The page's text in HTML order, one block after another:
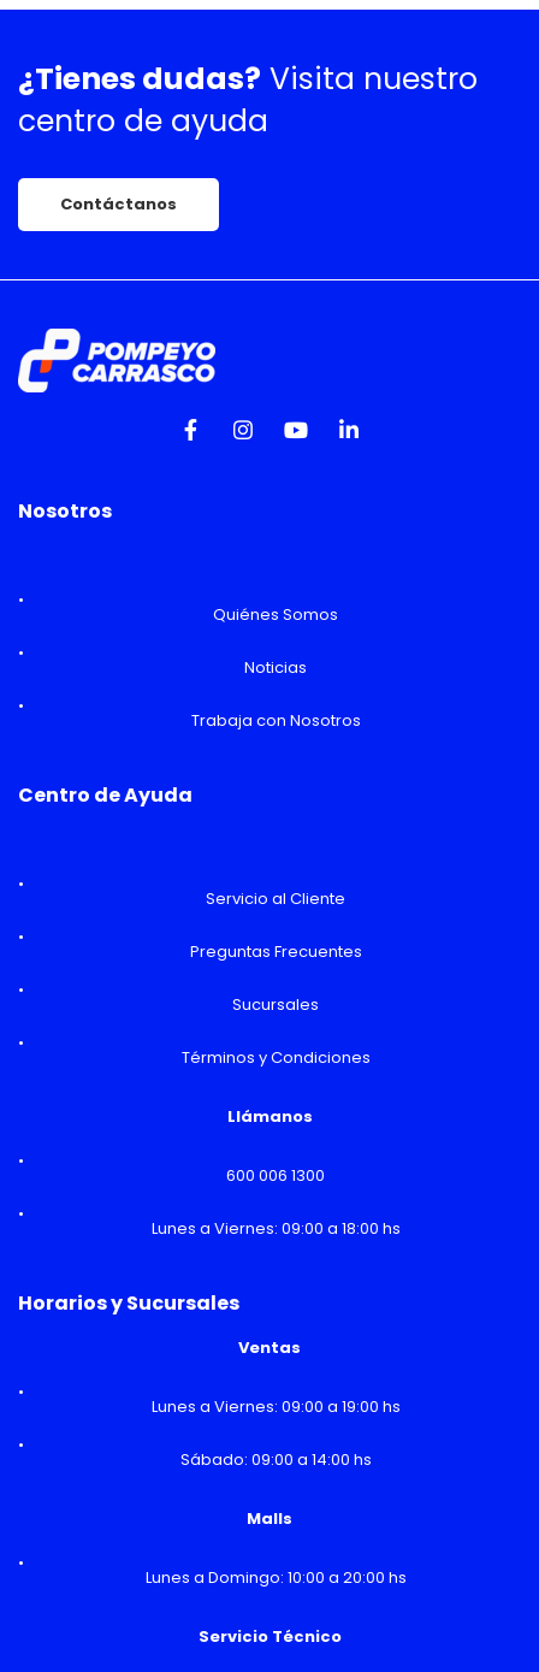
¿Tienes dudas? Visita nuestro
centro de ayuda
Contáctanos
Nosotros
Quiénes Somos
Noticias
Trabaja con Nosotros
Centro de Ayuda
Servicio al Cliente
Preguntas Frecuentes
Sucursales
Términos y Condiciones
Llámanos
600 006 1300
Lunes a Viernes: 09:00 a 18:00 hs
Horarios y Sucursales
Ventas
Lunes a Viernes: 09:00 a 19:00 hs
Sábado: 09:00 a 14:00 hs
Malls
Lunes a Domingo: 10:00 a 20:00 hs
Servicio Técnico